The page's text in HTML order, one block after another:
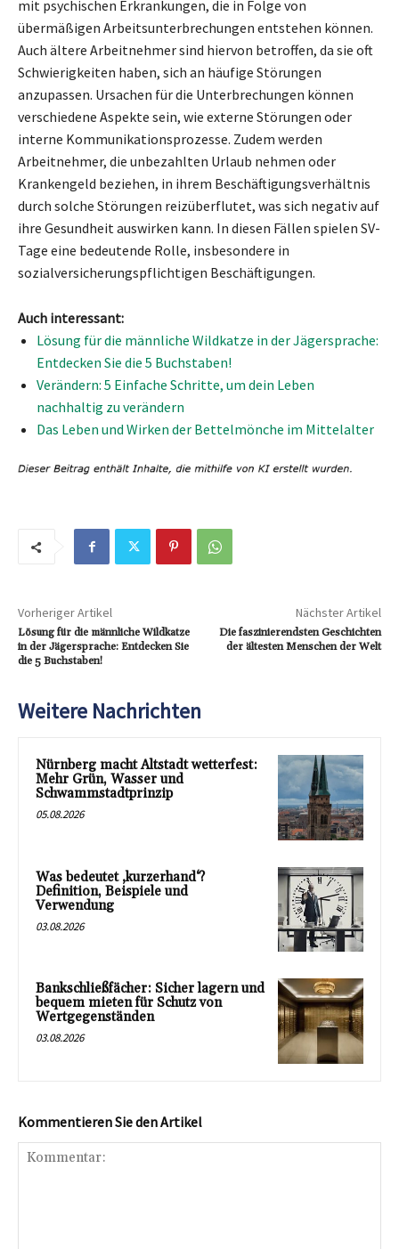
mit psychischen Erkrankungen, die in Folge von
übermäßigen Arbeitsunterbrechungen entstehen können.
Auch ältere Arbeitnehmer sind hiervon betroffen, da sie oft
Schwierigkeiten haben, sich an häufige Störungen
anzupassen. Ursachen für die Unterbrechungen können
verschiedene Aspekte sein, wie externe Störungen oder
interne Kommunikationsprozesse. Zudem werden
Arbeitnehmer, die unbezahlten Urlaub nehmen oder
Krankengeld beziehen, in ihrem Beschäftigungsverhältnis
durch solche Störungen reizüberflutet, was sich negativ auf
ihre Gesundheit auswirken kann. In diesen Fällen spielen SV-
Tage eine bedeutende Rolle, insbesondere in
sozialversicherungspflichtigen Beschäftigungen.
Auch interessant:
Lösung für die männliche Wildkatze in der Jägersprache:
Entdecken Sie die 5 Buchstaben!
Verändern: 5 Einfache Schritte, um dein Leben
nachhaltig zu verändern
Das Leben und Wirken der Bettelmönche im Mittelalter
Vorheriger Artikel
Lösung für die männliche Wildkatze
in der Jägersprache: Entdecken Sie
die 5 Buchstaben!
Nächster Artikel
Die faszinierendsten Geschichten
der ältesten Menschen der Welt
Weitere Nachrichten
Nürnberg macht Altstadt wetterfest:
Mehr Grün, Wasser und
Schwammstadtprinzip
05.08.2026
Was bedeutet ‚kurzerhand‘?
Definition, Beispiele und
Verwendung
03.08.2026
Bankschließfächer: Sicher lagern und
bequem mieten für Schutz von
Wertgegenständen
03.08.2026
Kommentieren Sie den Artikel